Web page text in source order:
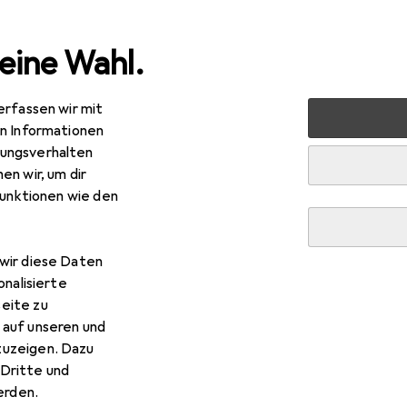
Wahl.
wir mit
Informationen
wir, um dir
wie den
diese Daten
zu
unseren und
Dazu
und
Geschirr + Bar